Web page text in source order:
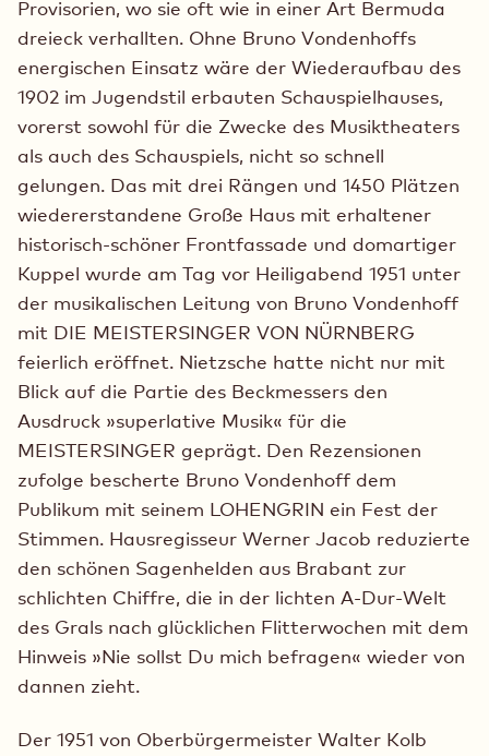
Provisorien, wo sie oft wie in einer Art Bermuda
dreieck verhallten. Ohne Bruno Vondenhoffs
energischen Einsatz wäre der Wiederaufbau des
1902 im Jugendstil erbauten Schauspielhauses,
vorerst sowohl für die Zwecke des Musiktheaters
als auch des Schauspiels, nicht so schnell
gelungen. Das mit drei Rängen und 1450 Plätzen
wiedererstandene Große Haus mit erhaltener
historisch-schöner Frontfassade und domartiger
Kuppel wurde am Tag vor Heiligabend 1951 unter
der musikalischen Leitung von Bruno Vondenhoff
mit DIE MEISTERSINGER VON NÜRNBERG
feierlich eröffnet. Nietzsche hatte nicht nur mit
Blick auf die Partie des Beckmessers den
Ausdruck »superlative Musik« für die
MEISTERSINGER geprägt. Den Rezensionen
zufolge bescherte Bruno Vondenhoff dem
Publikum mit seinem LOHENGRIN ein Fest der
Stimmen. Hausregisseur Werner Jacob reduzierte
den schönen Sagenhelden aus Brabant zur
schlichten Chiffre, die in der lichten A-Dur-Welt
des Grals nach glücklichen Flitterwochen mit dem
Hinweis »Nie sollst Du mich befragen« wieder von
dannen zieht.
Der 1951 von Oberbürgermeister Walter Kolb